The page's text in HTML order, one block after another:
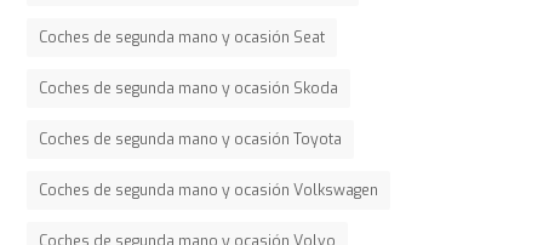
Coches de segunda mano y ocasión Seat
Coches de segunda mano y ocasión Skoda
Coches de segunda mano y ocasión Toyota
Coches de segunda mano y ocasión Volkswagen
Coches de segunda mano y ocasión Volvo